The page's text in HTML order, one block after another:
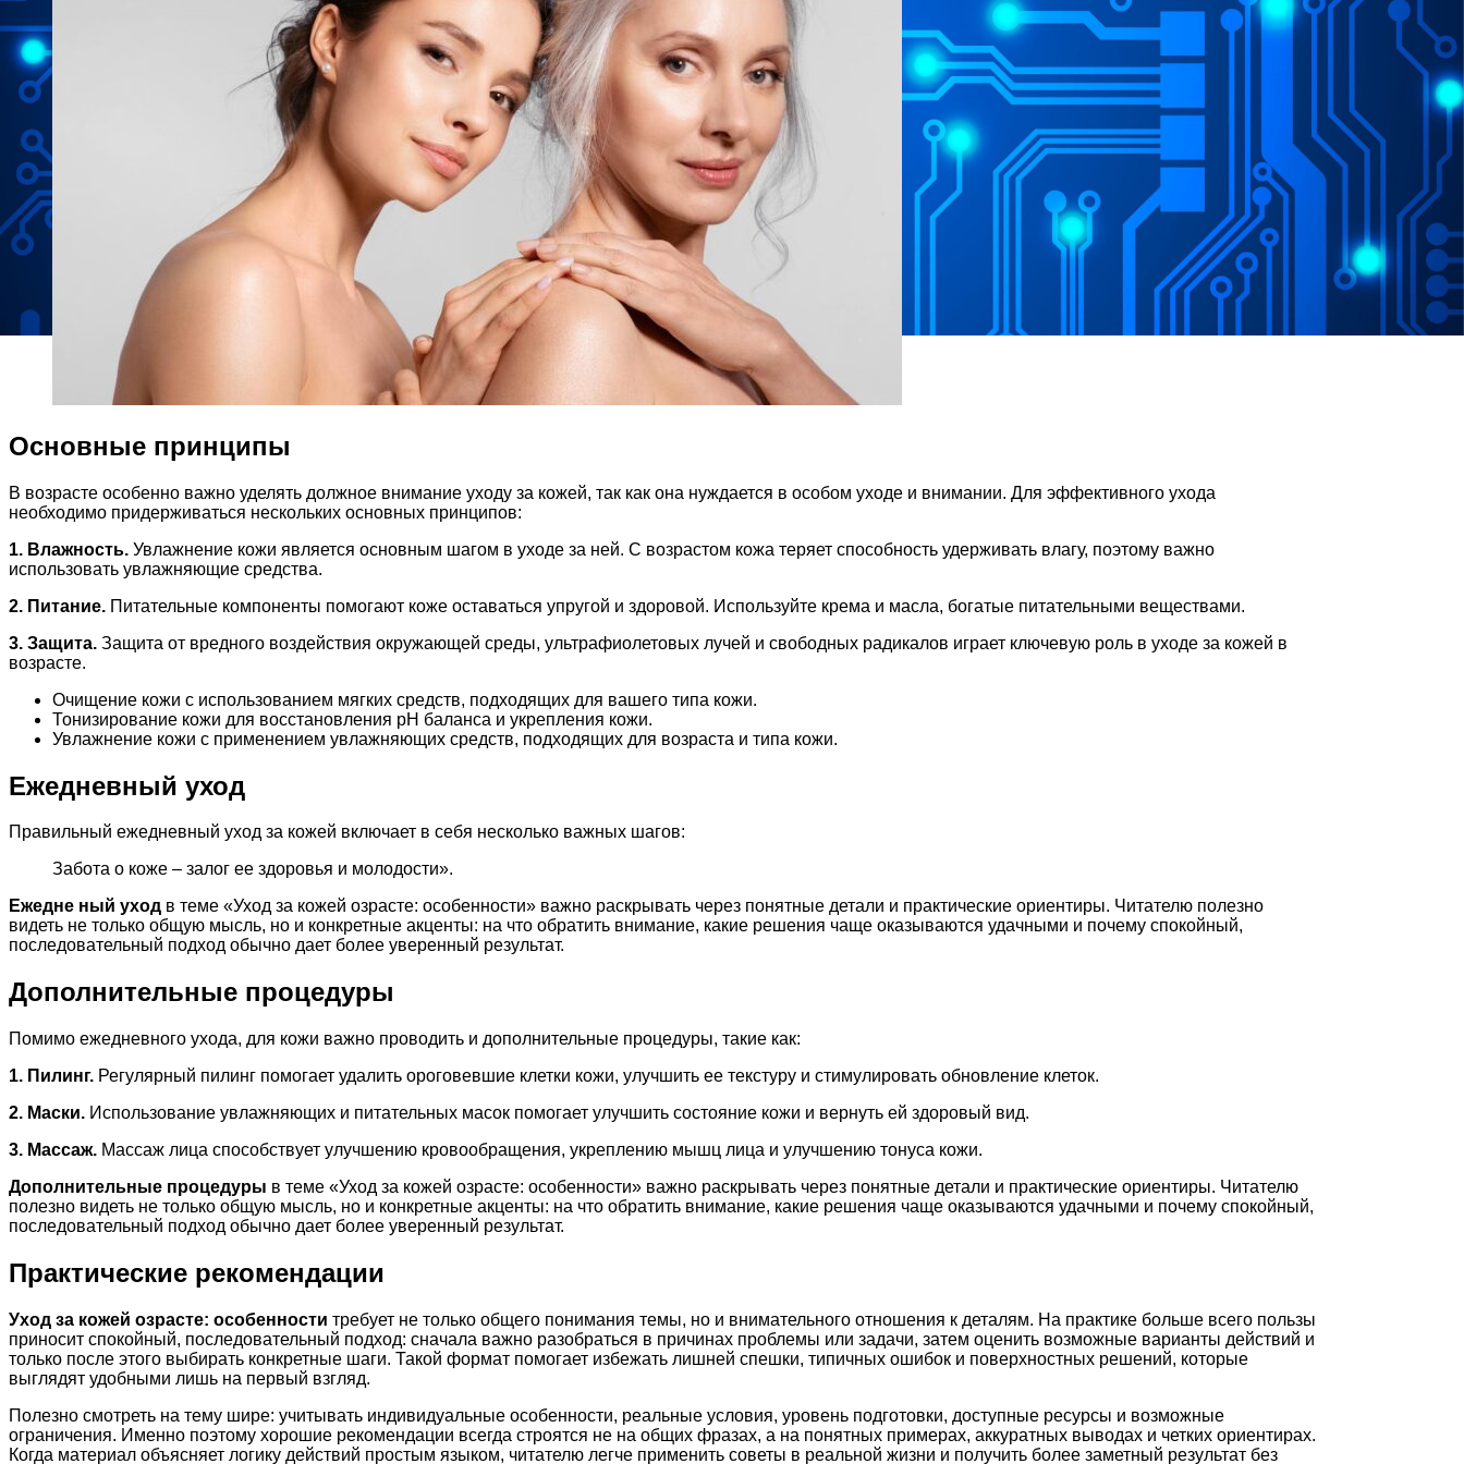
Основные принципы
В возрасте особенно важно уделять должное внимание уходу за кожей, так как она нуждается в особом уходе и внимании. Для эффективного ухода
необходимо придерживаться нескольких основных принципов:
1. Влажность. Увлажнение кожи является основным шагом в уходе за ней. С возрастом кожа теряет способность удерживать влагу, поэтому важно
использовать увлажняющие средства.
2. Питание. Питательные компоненты помогают коже оставаться упругой и здоровой. Используйте крема и масла, богатые питательными веществами.
3. Защита. Защита от вредного воздействия окружающей среды, ультрафиолетовых лучей и свободных радикалов играет ключевую роль в уходе за кожей в
возрасте.
Очищение кожи с использованием мягких средств, подходящих для вашего типа кожи.
Тонизирование кожи для восстановления pH баланса и укрепления кожи.
Увлажнение кожи с применением увлажняющих средств, подходящих для возраста и типа кожи.
Ежедневный уход
Правильный ежедневный уход за кожей включает в себя несколько важных шагов:
Забота о коже – залог ее здоровья и молодости».
Ежедне ный уход в теме «Уход за кожей озрасте: особенности» важно раскрывать через понятные детали и практические ориентиры. Читателю полезно
видеть не только общую мысль, но и конкретные акценты: на что обратить внимание, какие решения чаще оказываются удачными и почему спокойный,
последовательный подход обычно дает более уверенный результат.
Дополнительные процедуры
Помимо ежедневного ухода, для кожи важно проводить и дополнительные процедуры, такие как:
1. Пилинг. Регулярный пилинг помогает удалить ороговевшие клетки кожи, улучшить ее текстуру и стимулировать обновление клеток.
2. Маски. Использование увлажняющих и питательных масок помогает улучшить состояние кожи и вернуть ей здоровый вид.
3. Массаж. Массаж лица способствует улучшению кровообращения, укреплению мышц лица и улучшению тонуса кожи.
Дополнительные процедуры в теме «Уход за кожей озрасте: особенности» важно раскрывать через понятные детали и практические ориентиры. Читателю
полезно видеть не только общую мысль, но и конкретные акценты: на что обратить внимание, какие решения чаще оказываются удачными и почему спокойный,
последовательный подход обычно дает более уверенный результат.
Практические рекомендации
Уход за кожей озрасте: особенности требует не только общего понимания темы, но и внимательного отношения к деталям. На практике больше всего пользы
приносит спокойный, последовательный подход: сначала важно разобраться в причинах проблемы или задачи, затем оценить возможные варианты действий и
только после этого выбирать конкретные шаги. Такой формат помогает избежать лишней спешки, типичных ошибок и поверхностных решений, которые
выглядят удобными лишь на первый взгляд.
Полезно смотреть на тему шире: учитывать индивидуальные особенности, реальные условия, уровень подготовки, доступные ресурсы и возможные
ограничения. Именно поэтому хорошие рекомендации всегда строятся не на общих фразах, а на понятных примерах, аккуратных выводах и четких ориентирах.
Когда материал объясняет логику действий простым языком, читателю легче применить советы в реальной жизни и получить более заметный результат без